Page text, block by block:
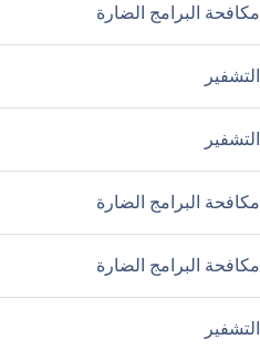
مكافحة البرامج الضارة
التشفير
التشفير
مكافحة البرامج الضارة
مكافحة البرامج الضارة
التشفير